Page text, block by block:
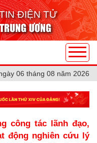
ĐIỆN TỬ
ƯƠNG
06 tháng 08 năm 2026
công tác lãnh đạo,
động nghiên cứu lý